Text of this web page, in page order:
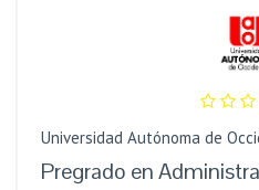
Universidad Autónoma de
Pregrado en